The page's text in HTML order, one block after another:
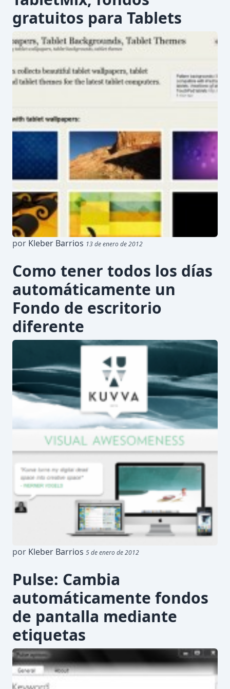
gratuitos para Tablets
por Kleber Barrios 13 de enero de 2012
Como tener todos los días
automáticamente un
Fondo de escritorio
diferente
por Kleber Barrios 5 de enero de 2012
Pulse: Cambia
automáticamente fondos
de pantalla mediante
etiquetas